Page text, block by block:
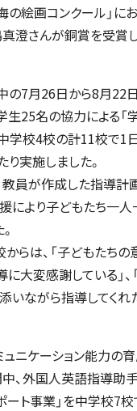
絵画コンクール」に
澄さんが銅賞を受賞し
7月26日から8月22
25名の協力による「
学校4校の計11校で1
実施しました。
員が作成した指導計
により子どもたち一
らは、「子どもたち
大変感謝している」
いながら指導してく
ニケーション能力の
、外国人英語指導助手
ト事業」を中学校7